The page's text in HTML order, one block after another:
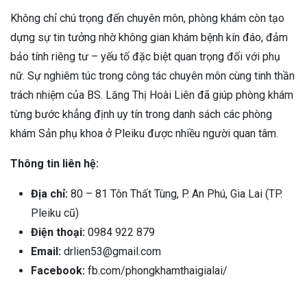
Không chỉ chú trọng đến chuyên môn, phòng khám còn tạo
dựng sự tin tưởng nhờ không gian khám bệnh kín đáo, đảm
bảo tính riêng tư – yếu tố đặc biệt quan trọng đối với phụ
nữ. Sự nghiêm túc trong công tác chuyên môn cùng tinh thần
trách nhiệm của BS. Lăng Thị Hoài Liên đã giúp phòng khám
từng bước khẳng định uy tín trong danh sách các phòng
khám Sản phụ khoa ở Pleiku được nhiều người quan tâm.
Thông tin liên hệ:
Địa chỉ: 80 – 81 Tôn Thất Tùng, P. An Phú, Gia Lai (TP.
Pleiku cũ)
Điện thoại: 0984 922 879
Email: drlien53@gmail.com
Facebook: fb.com/phongkhamthaigialai/